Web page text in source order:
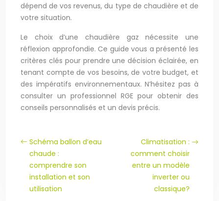
dépend de vos revenus, du type de chaudière et de
votre situation.
Le choix d’une chaudière gaz nécessite une
réflexion approfondie. Ce guide vous a présenté les
critères clés pour prendre une décision éclairée, en
tenant compte de vos besoins, de votre budget, et
des impératifs environnementaux. N’hésitez pas à
consulter un professionnel RGE pour obtenir des
conseils personnalisés et un devis précis.
Schéma ballon d’eau
chaude :
comprendre son
installation et son
utilisation
Climatisation :
comment choisir
entre un modèle
inverter ou
classique?